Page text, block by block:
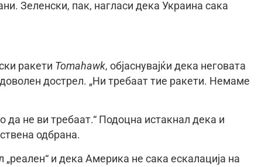
Зеленски, пак, нагласи дека Украина сака
ракети Tomahawk, објаснувајќи дека неговата
дострел. „Ни требаат тие ракети. Немаме
да не ви требаат.“ Подоцна истакнал дека и
одбрана.
и дека Америка не сака ескалација на